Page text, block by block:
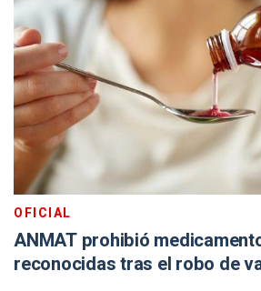
OFICIAL
ANMAT prohibió
reconocidas tras el robo de